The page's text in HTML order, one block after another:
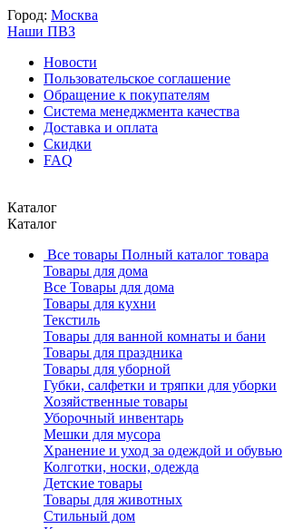
Город: Москва
Наши ПВЗ
Новости
Пользовательское соглашение
Обращение к покупателям
Система менеджмента качества
Доставка и оплата
Скидки
FAQ
Каталог
Каталог
Все товары Полный каталог товара
Товары для дома
Все Товары для дома
Товары для кухни
Текстиль
Товары для ванной комнаты и бани
Товары для праздника
Товары для уборной
Губки, салфетки и тряпки для уборки
Хозяйственные товары
Уборочный инвентарь
Мешки для мусора
Хранение и уход за одеждой и обувью
Колготки, носки, одежда
Детские товары
Товары для животных
Стильный дом